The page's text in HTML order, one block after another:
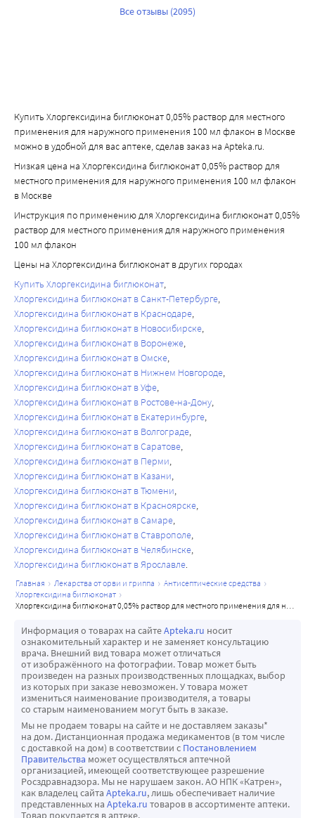
Все отзывы (2095)
Купить Хлоргексидина биглюконат 0,05% раствор для местного
применения для наружного применения 100 мл флакон в Москве
можно в удобной для вас аптеке, сделав заказ на Apteka.ru.
Низкая цена на Хлоргексидина биглюконат 0,05% раствор для
местного применения для наружного применения 100 мл флакон
в Москве
Инструкция по применению для Хлоргексидина биглюконат 0,05%
раствор для местного применения для наружного применения
100 мл флакон
Цены на Хлоргексидина биглюконат в других городах
Купить Хлоргексидина биглюконат
Хлоргексидина биглюконат в Санкт-Петербурге
Хлоргексидина биглюконат в Краснодаре
Хлоргексидина биглюконат в Новосибирске
Хлоргексидина биглюконат в Воронеже
Хлоргексидина биглюконат в Омске
Хлоргексидина биглюконат в Нижнем Новгороде
Хлоргексидина биглюконат в Уфе
Хлоргексидина биглюконат в Ростове-на-Дону
Хлоргексидина биглюконат в Екатеринбурге
Хлоргексидина биглюконат в Волгограде
Хлоргексидина биглюконат в Саратове
Хлоргексидина биглюконат в Перми
Хлоргексидина биглюконат в Казани
Хлоргексидина биглюконат в Тюмени
Хлоргексидина биглюконат в Красноярске
Хлоргексидина биглюконат в Самаре
Хлоргексидина биглюконат в Ставрополе
Хлоргексидина биглюконат в Челябинске
Хлоргексидина биглюконат в Ярославле
главная лекарства от орви и гриппа
антисептические средства
хлоргексидина биглюконат
хлоргексидина биглюконат 0,05% раствор для местного применения для наружного применения 100 мл флакон
Информация о товарах на сайтеApteka.ru носит
ознакомительный характер и не заменяет консультацию
врача. Внешний вид товара может отличаться
от изображённого на фотографии. Товар может быть
произведен на разных производственных площадках, выбор
из которых при заказе невозможен. У товара может
измениться наименование производителя, а товары
со старым наименованием могут быть в заказе.
Мы не продаем товары на сайте и не доставляем заказы*
на дом. Дистанционная продажа медикаментов (в том числе
с доставкой на дом) в соответствии с Постановлением
Правительства может осуществляться аптечной
организацией, имеющей соответствующее разрешение
Росздравнадзора. Мы не нарушаем закон. АО НПК «Катрен»,
как владелец сайта Apteka.ru, лишь обеспечивает наличие
представленных на Apteka.ru товаров в ассортименте аптеки.
Товар покупается в аптеке.